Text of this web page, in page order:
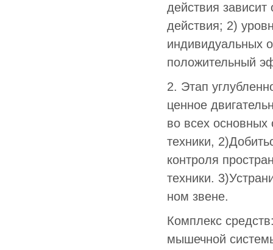
действия зависит
действия; 2)
индивидуальных
положительный
2. Этап
ценное
во всех основных
техники,
контроля
техники.
ном звене.
Комплекс
мышечной